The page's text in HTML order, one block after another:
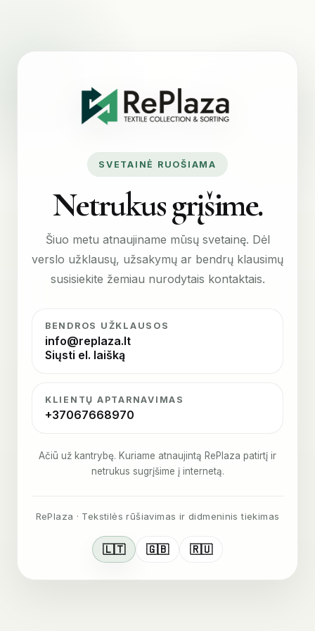
SVETAINĖ RUOŠIAMA
Netrukus grįšime.
Šiuo metu atnaujiname mūsų svetainę. Dėl
verslo užklausų, užsakymų ar bendrų klausimų
susisiekite žemiau nurodytais kontaktais.
BENDROS UŽKLAUSOS
info@replaza.lt
Siųsti el. laišką
KLIENTŲ APTARNAVIMAS
+37067668970
Ačiū už kantrybę. Kuriame atnaujintą RePlaza patirtį ir
netrukus sugrįšime į internetą.
RePlaza · Tekstilės rūšiavimas ir didmeninis tiekimas
🇱🇹 🇬🇧 🇷🇺